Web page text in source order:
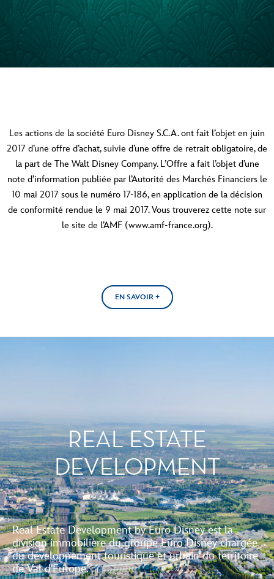
Les actions de la société Euro Disney S.C.A. ont fait l’objet en juin
2017 d’une offre d’achat, suivie d’une offre de retrait obligatoire, de
la part de The Walt Disney Company. L’Offre a fait l’objet d’une
note d’information publiée par l’Autorité des Marchés Financiers le
10 mai 2017 sous le numéro 17-186, en application de la décision
de conformité rendue le 9 mai 2017. Vous trouverez cette note sur
le site de l’AMF (www.amf-france.org).
EN SAVOIR +
REAL ESTATE
DEVELOPMENT
Real Estate Development by Euro Disney est la
division immobilière du groupe Euro Disney chargée
du développement touristique et urbain du territoire
de Val d'Europe.